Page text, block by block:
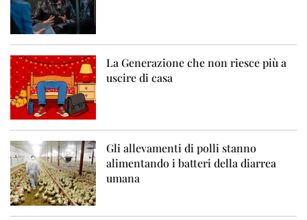
La Generazione che non riesce più a
uscire di casa
Gli allevamenti di polli stanno
alimentando i batteri della diarrea
umana